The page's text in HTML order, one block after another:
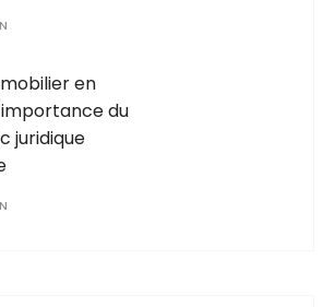
en
du
juridique